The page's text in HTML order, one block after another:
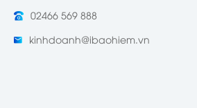
02466 569 888
kinhdoanh@ibaohiem.vn